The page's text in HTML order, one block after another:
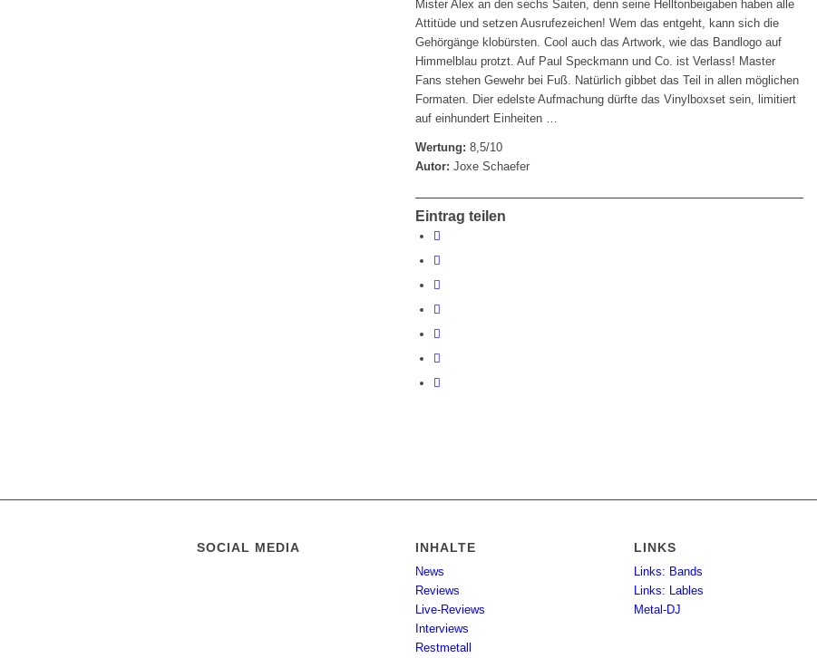
Mister Alex an den sechs Saiten, denn seine Helltonbeigaben haben alle
Attitüde und setzen Ausrufezeichen! Wem das entgeht, kann sich die
Gehörgänge klobürsten. Cool auch das Artwork, wie das Bandlogo auf
Himmelblau protzt. Auf Paul Speckmann und Co. ist Verlass! Master
Fans stehen Gewehr bei Fuß. Natürlich gibbet das Teil in allen möglichen
Formaten. Dier edelste Aufmachung dürfte das Vinylboxset sein, limitiert
auf einhundert Einheiten …
Wertung: 8,5/10
Autor: Joxe Schaefer
Eintrag teilen
SOCIAL MEDIA INHALTE
News
Reviews
Live-Reviews
Interviews
Restmetall
LINKS
Links: Bands
Links: Lables
Metal-DJ